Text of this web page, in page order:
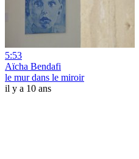
5:53
Aïcha Bendafi
le mur dans le miroir
il y a 10 ans